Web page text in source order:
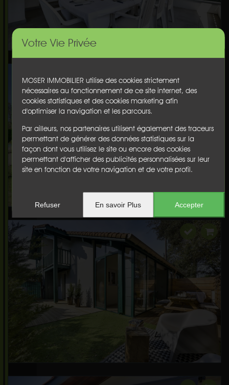
Votre Vie Privée
MOSER IMMOBILIER utilise des cookies strictement
nécessaires au fonctionnement de ce site internet, des
cookies statistiques et des cookies marketing afin
d'optimiser la navigation et les parcours.
Par ailleurs, nos partenaires utilisent également des traceurs
permettant de générer des données statistiques sur la
façon dont vous utilisez le site ou encore des cookies
permettant d'afficher des publicités personnalisées sur leur
site en fonction de votre navigation et de votre profil.
Refuser En savoir Plus Accepter